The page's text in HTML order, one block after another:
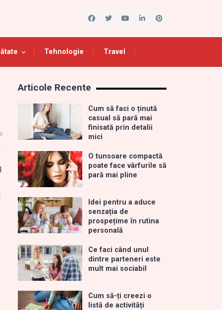
Tehnologie Travel
Articole Recente
Cum să faci o ținută
casual să pară mai
finisată prin detalii
mici
O tunsoare compactă
poate face vârfurile să
pară mai pline
Idei pentru a aduce
senzația de
prospețime în rutina
personală
Ce faci când unul
dintre parteneri este
mult mai sociabil
Cum să-ți creezi o
listă de activități